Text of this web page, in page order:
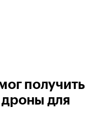
получить
для